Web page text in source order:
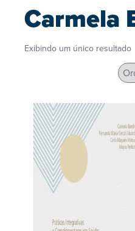
Carmela
Exibindo um único resultado